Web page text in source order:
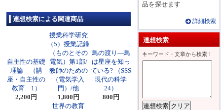
品を探せます
詳細検索
連想検索
キーワード・文章から検索！
連想検索による関連商品
自主性の基礎
理論 （講
座・自主性の
教育 1）
2,200円
授業科学研究
（5）授業記録
（ものとその
電気）第1部/
教師のための
（電気学入
門）/他
1,800円
鳥の渡り―鳥
は星座を知っ
ている? （SSS
現代の科学
24）
800円
世界の教育